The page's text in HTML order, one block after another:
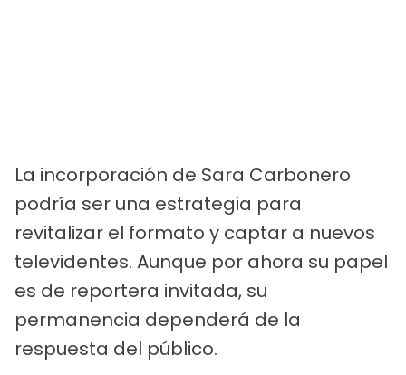
La incorporación de Sara Carbonero
podría ser una estrategia para
revitalizar el formato y captar a nuevos
televidentes. Aunque por ahora su papel
es de reportera invitada, su
permanencia dependerá de la
respuesta del público.